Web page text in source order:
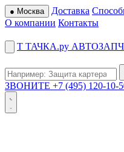
● Москва Доставка
О компании Контакты
Т ТАЧКА.ру
ЗВОНИТЕ +7 (495) 120-10-